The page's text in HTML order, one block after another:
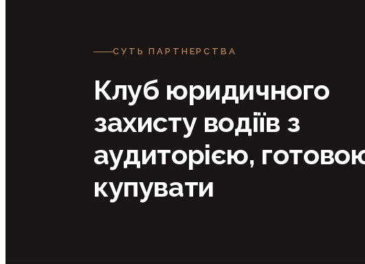
СУТЬ ПАРТНЕРСТВА
Клуб юридичного
захисту водіїв з
аудиторією,
купувати